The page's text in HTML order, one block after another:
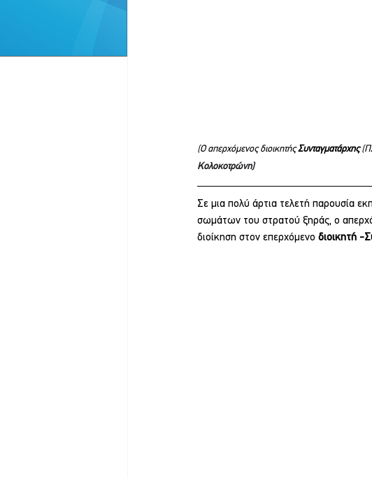
(Ο απερχόμενος διοικητής Συνταγματάρχης
Κολοκοτρώνη)
Σε μια πολύ άρτια τελετή παρουσία
σωμάτων του στρατού ξηράς, ο
διοίκηση στον επερχόμενο διοικητή -